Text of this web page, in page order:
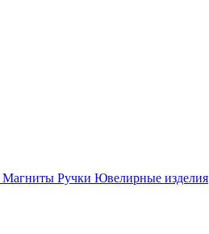
Магниты Ручки Ювелирные изделия